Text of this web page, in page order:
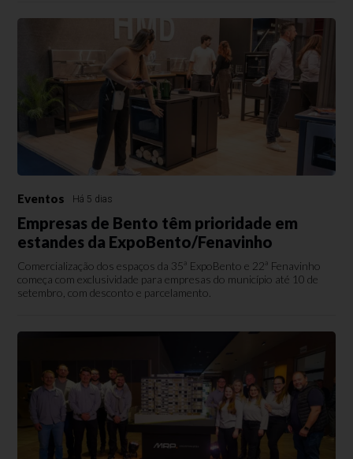
Eventos Há 5 dias
Empresas de Bento têm prioridade em
estandes da ExpoBento/Fenavinho
Comercialização dos espaços da 35ª ExpoBento e 22ª Fenavinho
começa com exclusividade para empresas do município até 10 de
setembro, com desconto e parcelamento.